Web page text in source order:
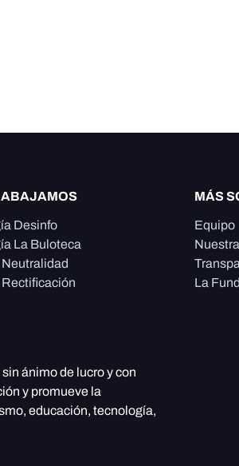
Desinfo
La Buloteca
MÁS
Equipo
La
sin ánimo de lucro y con
y promueve la
educación, tecnología,